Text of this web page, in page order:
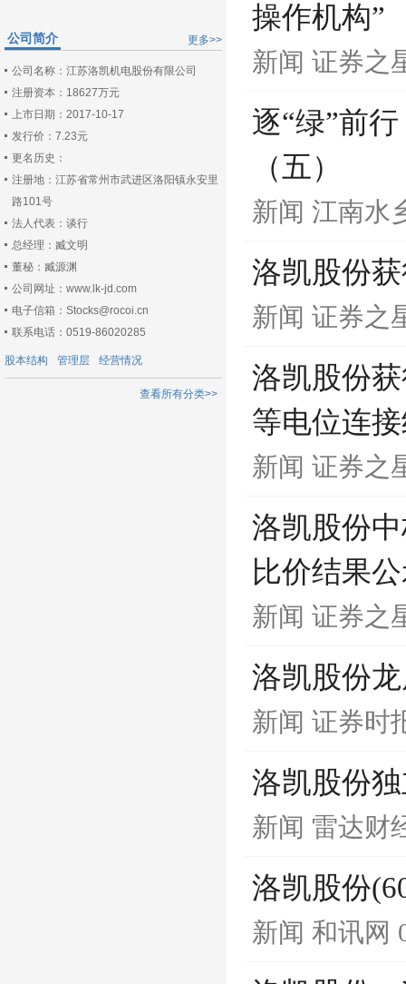
更多>>
公司简介
公司名称：江苏洛凯机电股份有限公司
注册资本：18627万元
上市日期：2017-10-17
发行价：7.23元
更名历史：
注册地：江苏省常州市武进区洛阳镇永安里
路101号
法人代表：谈行
总经理：臧文明
董秘：臧源渊
公司网址：www.lk-jd.com
电子信箱：Stocks@rocoi.cn
联系电话：0519-86020285
股本结构 管理层 经营情况
查看所有分类>>
操作机构”
新闻 证券之
逐“绿”前
（五）
新闻 江南水
洛凯股份
新闻 证券之
洛凯股份
等电位连
新闻 证券之
洛凯股份
比价结果
新闻 证券之
洛凯股份
新闻 证券时
洛凯股份
新闻 雷达财
洛凯股份
新闻 和讯网